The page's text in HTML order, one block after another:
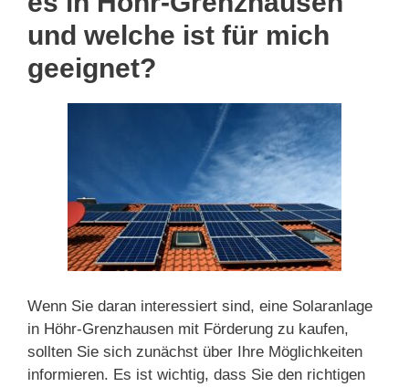
und welche ist für mich
geeignet?
Wenn Sie daran interessiert sind, eine Solaranlage
in Höhr-Grenzhausen mit Förderung zu kaufen,
sollten Sie sich zunächst über Ihre Möglichkeiten
informieren. Es ist wichtig, dass Sie den richtigen